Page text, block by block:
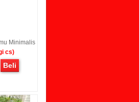
Minimalis
cs)
Beli